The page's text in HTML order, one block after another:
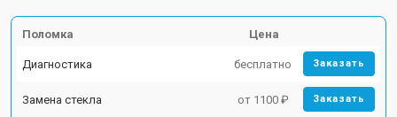
Поломка Цена
Диагностика бесплатно Заказать
Замена стекла от 1100 ₽ Заказать